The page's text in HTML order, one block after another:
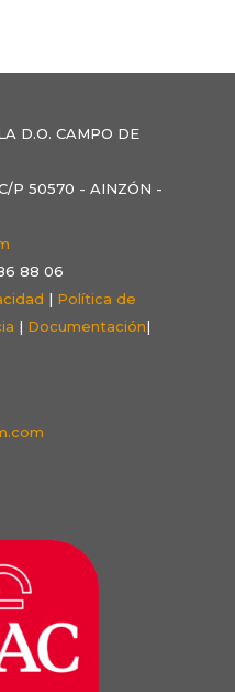
D.O. CAMPO DE
P 50570 - AINZÓN -
88 06
| Política de
| Documentación|